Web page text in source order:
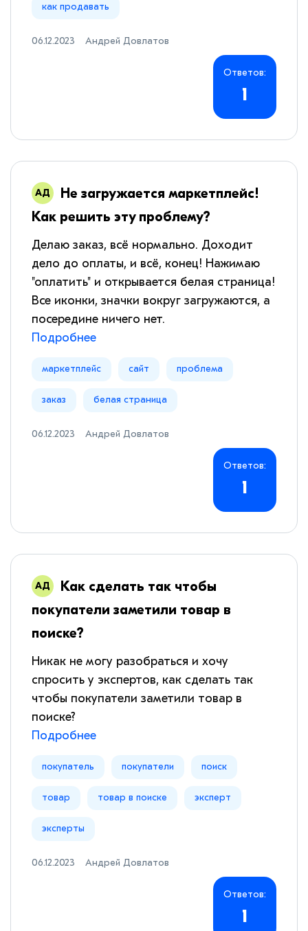
как продавать
06.12.2023 Андрей Довлатов
Ответов:
1
Не загружается маркетплейс!
Как решить эту проблему?
Делаю заказ, всё нормально. Доходит
дело до оплаты, и всё, конец! Нажимаю
"оплатить" и открывается белая страница!
Все иконки, значки вокруг загружаются, а
посередине ничего нет.
Подробнее
маркетплейс сайт проблема
заказ белая страница
06.12.2023 Андрей Довлатов
Ответов:
1
Как сделать так чтобы
покупатели заметили товар в
поиске?
Никак не могу разобраться и хочу
спросить у экспертов, как сделать так
чтобы покупатели заметили товар в
поиске?
Подробнее
покупатель покупатели поиск
товар товар в поиске эксперт
эксперты
06.12.2023 Андрей Довлатов
Ответов:
1